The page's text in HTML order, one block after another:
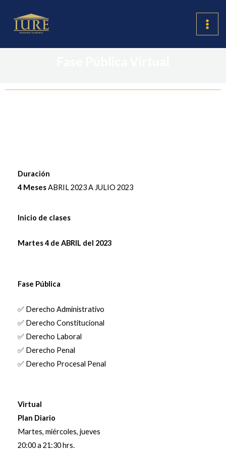
contenido
Duración
4 MesesABRIL 2023 A JULIO 2023
Inicio de clases
Martes 4 de ABRIL del 2023
Fase Pública
✅ Derecho Administrativo
✅ Derecho Constitucional
✅ Derecho Laboral
✅ Derecho Penal
✅ Derecho Procesal Penal
Virtual
Plan Diario
Martes, miércoles, jueves
20:00 a 21:30 hrs.